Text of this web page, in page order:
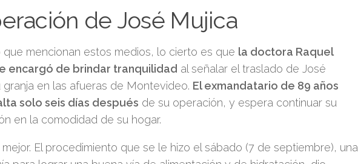
de José Mujica
que mencionan estos medios, lo cierto es que la doctora Raquel
encargó de brindar tranquilidad al señalar el traslado de José
granja en las afueras de Montevideo. El exmandatario de 89 años
solo seis días después de su operación, y espera continuar su
en la comodidad de su hogar.
mejor. El procedimiento que se le hizo el sábado (7 de septiembre), una